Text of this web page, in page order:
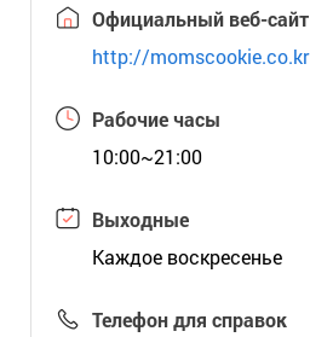
Официальный веб-сайт
http://momscookie.co.kr
Рабочие часы
10:00~21:00
Выходные
Каждое воскресенье
Телефон для справок